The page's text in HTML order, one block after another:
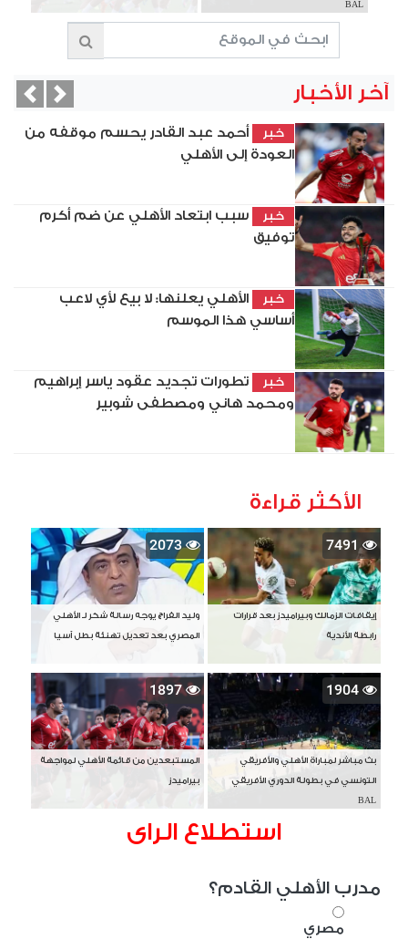
BAL
آخر الأخبار
خبر
أحمد عبد القادر يحسم موقفه من
العودة إلى الأهلي
خبر
سبب ابتعاد الأهلي عن ضم أكرم
توفيق
خبر
الأهلي يعلنها: لا بيع لأي لاعب
أساسي هذا الموسم
خبر
تطورات تجديد عقود ياسر إبراهيم
ومحمد هاني ومصطفى شوبير
Next
الأكثر قراءة
7491
إيقافات الزمالك وبيراميدز بعد قرارات
رابطة الأندية
2073
وليد الفراج يوجه رسالة شكر لـ الأهلي
المصري بعد تعديل تهنئة بطل آسيا
1904
بث مباشر لمباراة الأهلي والأفريقي
التونسي في بطولة الدوري الأفريقي
BAL
1897
المستبعدين من قائمة الأهلي لمواجهة
بيراميدز
استطلاع الراى
مدرب الأهلي القادم؟
مصري